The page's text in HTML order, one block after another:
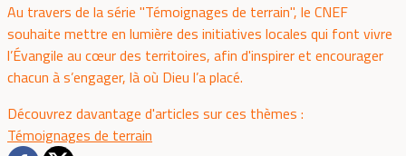
Au travers de la série "Témoignages de terrain", le CNEF
souhaite mettre en lumière des initiatives locales qui font vivre
l’Évangile au cœur des territoires, afin d'inspirer et encourager
chacun à s’engager, là où Dieu l’a placé.
Découvrez davantage d'articles sur ces thèmes :
Témoignages de terrain